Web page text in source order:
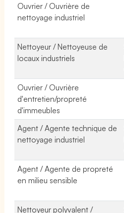
Ouvrier / Ouvrière de
nettoyage industriel
Nettoyeur / Nettoyeuse de
locaux industriels
Ouvrier / Ouvrière
d'entretien/propreté
d'immeubles
Agent / Agente technique de
nettoyage industriel
Agent / Agente de propreté
en milieu sensible
Nettoyeur polyvalent /